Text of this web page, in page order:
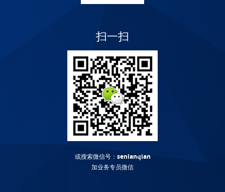
扫一扫
或搜索微信号： senlanqian
加业务专员微信